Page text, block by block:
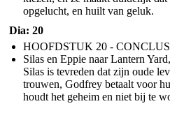
opgelucht, en huilt van geluk.
Dia: 20
HOOFDSTUK 20 -
Silas en Eppie naar Lantern
Silas is tevreden dat zijn oude
trouwen, Godfrey betaalt voor
houdt het geheim en niet bij te